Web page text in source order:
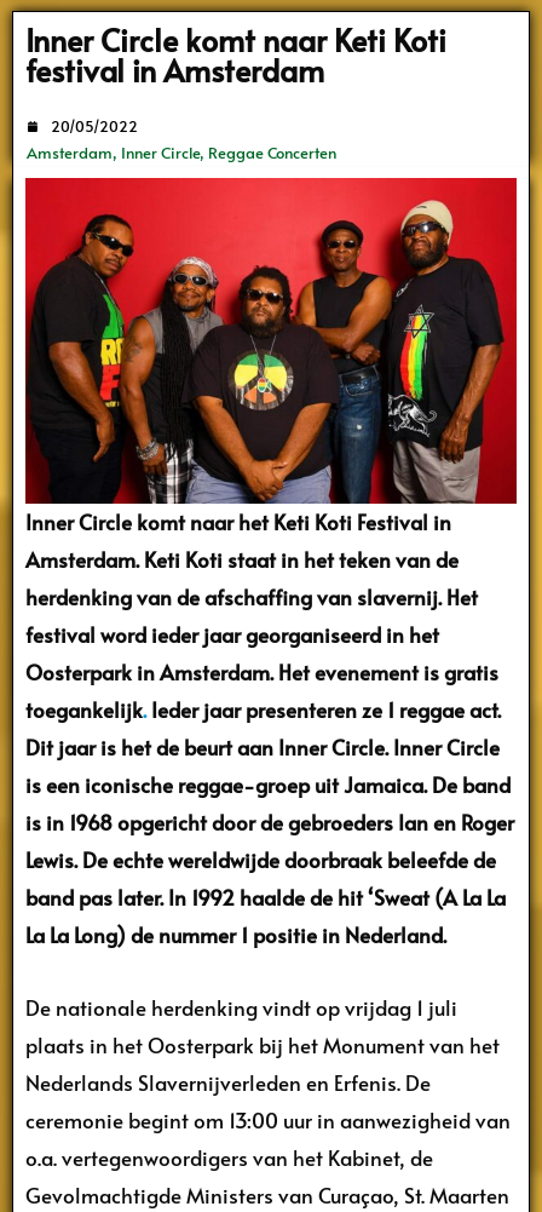
Inner Circle komt naar Keti Koti
festival in Amsterdam
Amsterdam, Inner Circle, Reggae Concerten
20/05/2022
Inner Circle komt naar het Keti Koti Festival in
Amsterdam. Keti Koti staat in het teken van de
herdenking van de afschaffing van slavernij. Het
festival word ieder jaar georganiseerd in het
Oosterpark in Amsterdam. Het evenement is gratis
toegankelijk.Ieder jaar presenteren ze 1 reggae act.
Dit jaar is het de beurt aan Inner Circle. Inner Circle
is een iconische reggae-groep uit Jamaica. De band
is in 1968 opgericht door de gebroeders Ian en Roger
Lewis. De echte wereldwijde doorbraak beleefde de
band pas later. In 1992 haalde de hit ‘Sweat (A La La
La La Long) de nummer 1 positie in Nederland.
De nationale herdenking vindt op vrijdag 1 juli
plaats in het Oosterpark bij het Monument van het
Nederlands Slavernijverleden en Erfenis. De
ceremonie begint om 13:00 uur in aanwezigheid van
o.a. vertegenwoordigers van het Kabinet, de
Gevolmachtigde Ministers van Curaçao, St. Maarten